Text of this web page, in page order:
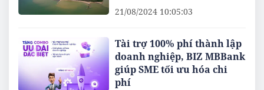
21/08/2024 10:05:03
Tài trợ 100% phí thành lập
doanh nghiệp, BIZ MBBank
giúp SME tối ưu hóa chi
phí